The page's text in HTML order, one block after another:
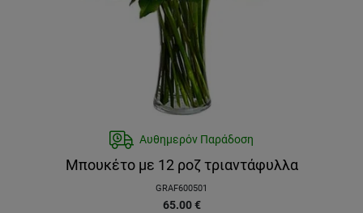
Αυθημερόν Παράδοση
Μπουκέτο με 12 ροζ τριαντάφυλλα
GRAF600501
65.00 €